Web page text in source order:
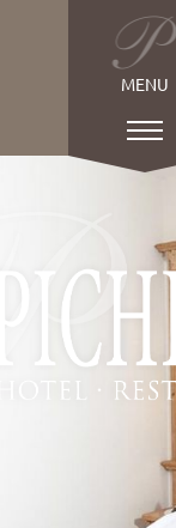
MENU